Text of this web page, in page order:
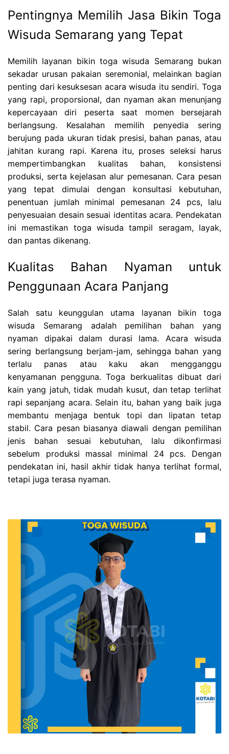
Pentingnya Memilih Jasa Bikin Toga
Wisuda Semarang yang Tepat
Memilih layanan bikin toga wisuda Semarang bukan
sekadar urusan pakaian seremonial, melainkan bagian
penting dari kesuksesan acara wisuda itu sendiri. Toga
yang rapi, proporsional, dan nyaman akan menunjang
kepercayaan diri peserta saat momen bersejarah
berlangsung. Kesalahan memilih penyedia sering
berujung pada ukuran tidak presisi, bahan panas, atau
jahitan kurang rapi. Karena itu, proses seleksi harus
mempertimbangkan kualitas bahan, konsistensi
produksi, serta kejelasan alur pemesanan. Cara pesan
yang tepat dimulai dengan konsultasi kebutuhan,
penentuan jumlah minimal pemesanan 24 pcs, lalu
penyesuaian desain sesuai identitas acara. Pendekatan
ini memastikan toga wisuda tampil seragam, layak,
dan pantas dikenang.
Kualitas Bahan Nyaman untuk
Penggunaan Acara Panjang
Salah satu keunggulan utama layanan bikin toga
wisuda Semarang adalah pemilihan bahan yang
nyaman dipakai dalam durasi lama. Acara wisuda
sering berlangsung berjam-jam, sehingga bahan yang
terlalu panas atau kaku akan mengganggu
kenyamanan pengguna. Toga berkualitas dibuat dari
kain yang jatuh, tidak mudah kusut, dan tetap terlihat
rapi sepanjang acara. Selain itu, bahan yang baik juga
membantu menjaga bentuk topi dan lipatan tetap
stabil. Cara pesan biasanya diawali dengan pemilihan
jenis bahan sesuai kebutuhan, lalu dikonfirmasi
sebelum produksi massal minimal 24 pcs. Dengan
pendekatan ini, hasil akhir tidak hanya terlihat formal,
tetapi juga terasa nyaman.